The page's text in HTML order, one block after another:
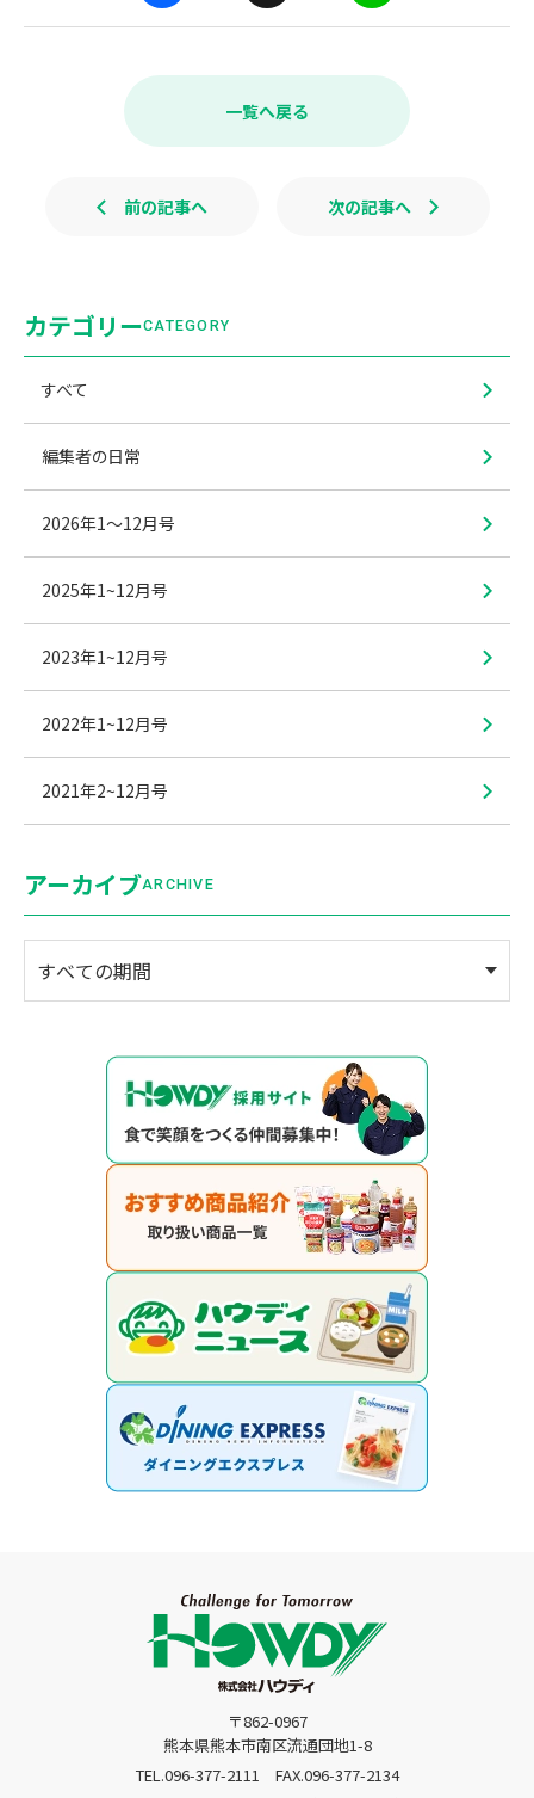
a
e
k
i
e
一覧へ戻る
前の記事へ 次の記事へ
カテゴリーCATEGORY
すべて
編集者の日常
2026年1〜12月号
2025年1~12月号
2023年1~12月号
2022年1~12月号
2021年2~12月号
アーカイブARCHIVE
〒862-0967
熊本県熊本市南区流通団地1-8
TEL.096-377-2111
FAX.096-377-2134